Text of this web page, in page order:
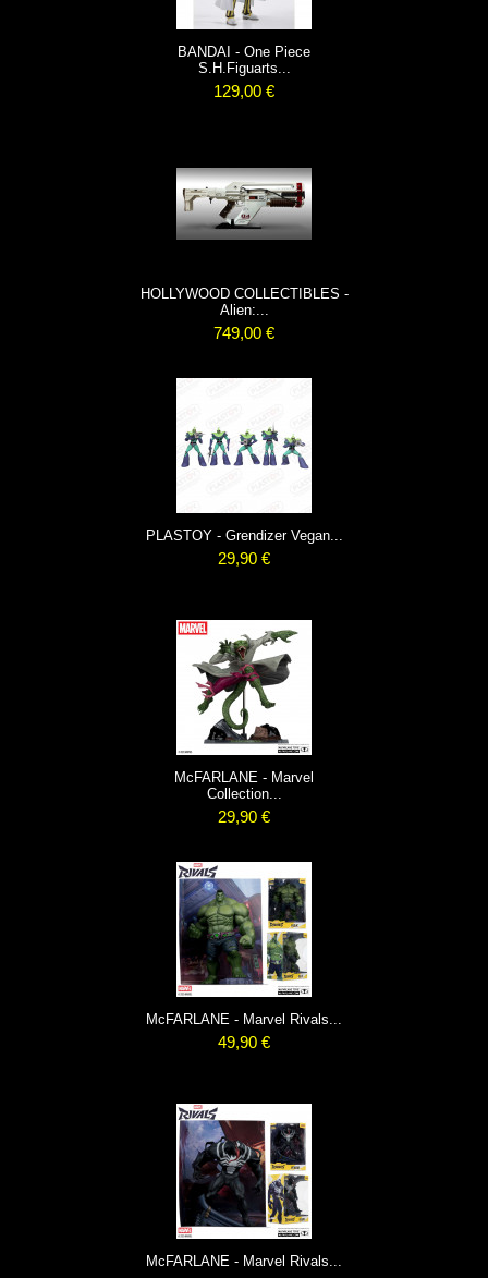
BANDAI - One Piece
S.H.Figuarts...
129,00 €
HOLLYWOOD COLLECTIBLES -
Alien:...
749,00 €
PLASTOY - Grendizer Vegan...
29,90 €
McFARLANE - Marvel
Collection...
29,90 €
McFARLANE - Marvel Rivals...
49,90 €
McFARLANE - Marvel Rivals...